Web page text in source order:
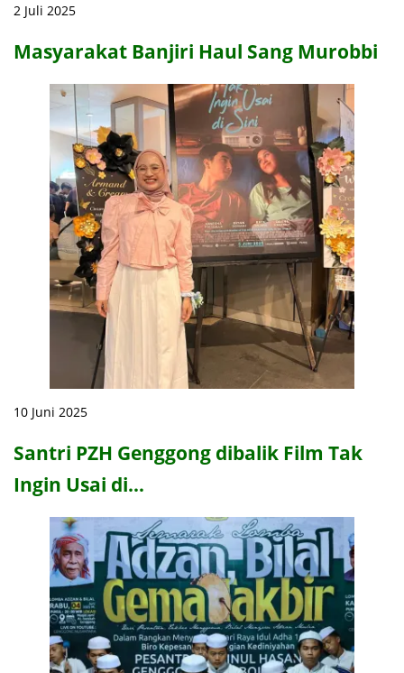
2 Juli 2025
Masyarakat Banjiri Haul Sang Murobbi
10 Juni 2025
Santri PZH Genggong dibalik Film Tak
Ingin Usai di…